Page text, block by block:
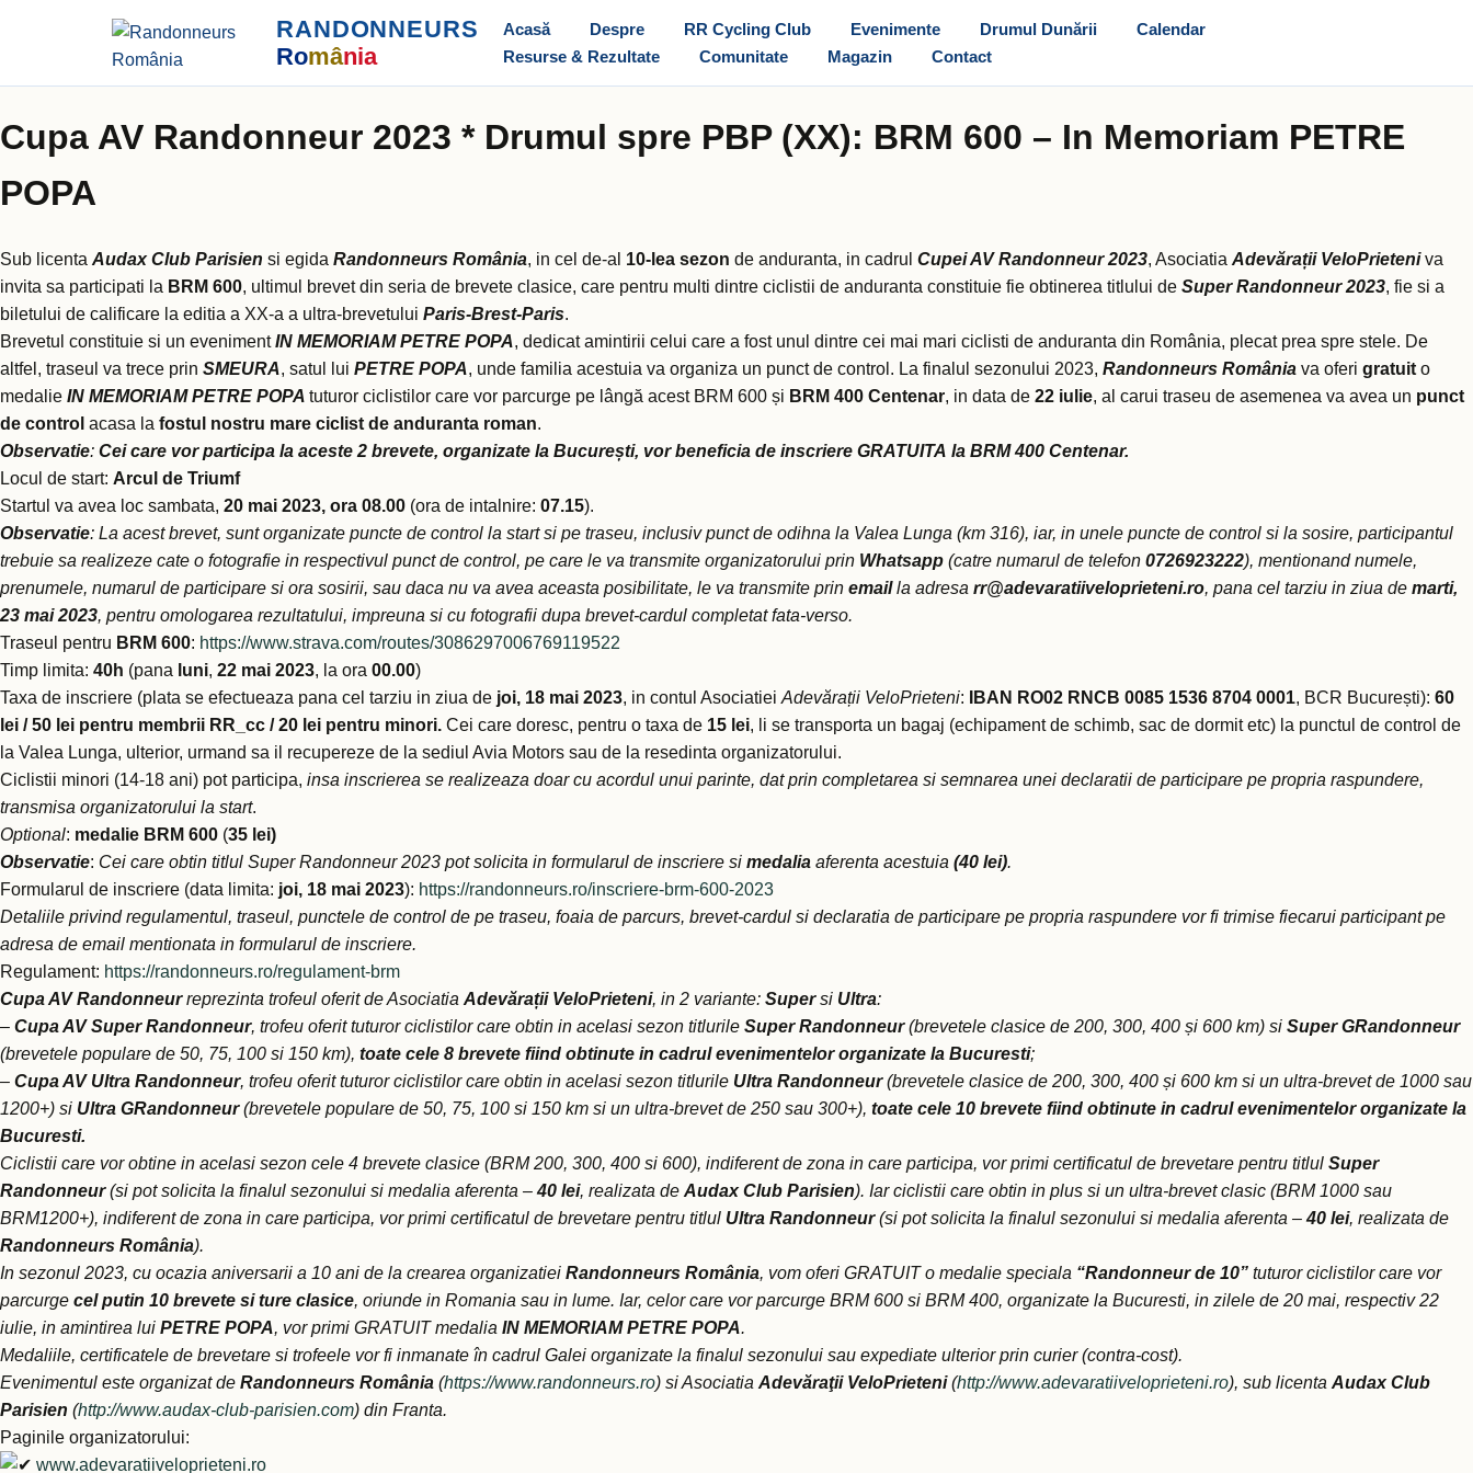
RANDONNEURS
România
Acasă Despre RR Cycling Club Evenimente Drumul Dunării
Calendar
Resurse & Rezultate
Comunitate Magazin Contact
Cupa AV Randonneur 2023 * Drumul spre PBP (XX): BRM 600 – In Memoriam PETRE
POPA
Sub licenta Audax Club Parisien si egida Randonneurs România, in cel de-al 10-lea sezon de anduranta, in cadrul Cupei AV Randonneur 2023, Asociatia Adevărații VeloPrieteniva
invita sa participati la BRM 600, ultimul brevet din seria de brevete clasice, care pentru multi dintre ciclistii de anduranta constituie fie obtinerea titlului de Super Randonneur 2023, fie si a
biletului de calificare la editia a XX-a a ultra-brevetului Paris-Brest-Paris.
Brevetul constituie si un evenimentIN MEMORIAM PETRE POPA, dedicat amintirii celui care a fost unul dintre cei mai mari ciclisti de anduranta din România, plecat prea spre stele. De
altfel, traseul va trece prin SMEURA, satul lui PETRE POPA, unde familia acestuia va organiza un punct de control. La finalul sezonului 2023, Randonneurs România va oferi gratuit o
medalie IN MEMORIAM PETRE POPA tuturor ciclistilor care vor parcurge pe lângă acest BRM 600 și BRM 400 Centenar, in data de 22 iulie, al carui traseu de asemenea va avea un punct
de control acasa la fostul nostru mare ciclist de anduranta roman.
Observatie: Cei care vor participa la aceste 2 brevete, organizate la București, vor beneficia de inscriere GRATUITA la BRM 400 Centenar.
Locul de start: Arcul de Triumf
Startul va avea loc sambata, 20 mai 2023, ora 08.00 (ora de intalnire: 07.15).
Observatie: La acest brevet, sunt organizate puncte de control la start si pe traseu, inclusiv punct de odihna la Valea Lunga (km 316), iar, in unele puncte de control si la sosire, participantul
trebuie sa realizeze cate o fotografie in respectivul punct de control, pe care le va transmite organizatorului prin Whatsapp (catre numarul de telefon 0726923222), mentionand numele,
prenumele, numarul de participare si ora sosirii, sau daca nu va avea aceasta posibilitate, le va transmite prin emailla adresa rr@adevaratiiveloprieteni.ro, pana cel tarziu in ziua de marti,
23 mai 2023, pentru omologarea rezultatului, impreuna si cu fotografii dupa brevet-cardul completat fata-verso.
Traseul pentru BRM 600: https://www.strava.com/routes/3086297006769119522
Timp limita: 40h (pana luni, 22 mai 2023, la ora 00.00)
Taxa de inscriere (plata se efectueaza pana cel tarziu in ziua de joi, 18 mai 2023, in contul Asociatiei Adevărații VeloPrieteni: IBAN RO02 RNCB 0085 1536 8704 0001, BCR București): 60
lei / 50 lei pentru membrii RR_cc / 20 lei pentru minori. Cei care doresc, pentru o taxa de 15 lei, li se transporta un bagaj (echipament de schimb, sac de dormit etc) la punctul de control de
la Valea Lunga, ulterior, urmand sa il recupereze de la sediul Avia Motors sau de la resedinta organizatorului.
Ciclistii minori (14-18 ani) pot participa, insa inscrierea se realizeaza doar cu acordul unui parinte, dat prin completarea si semnarea unei declaratii de participare pe propria raspundere,
transmisa organizatorului la start.
Optional: medalie BRM 600 (35 lei)
Observatie: Cei care obtin titlul Super Randonneur 2023 pot solicita in formularul de inscriere si medalia aferenta acestuia (40 lei).
Formularul de inscriere (data limita: joi, 18 mai 2023): https://randonneurs.ro/inscriere-brm-600-2023
Detaliile privind regulamentul, traseul, punctele de control de pe traseu, foaia de parcurs, brevet-cardul si declaratia de participare pe propria raspundere vor fi trimise fiecarui participant pe
adresa de email mentionata in formularul de inscriere.
Regulament: https://randonneurs.ro/regulament-brm
Cupa AVRandonneurreprezinta trofeul oferit de Asociatia Adevărații VeloPrieteni, in 2 variante: Supersi Ultra:
– Cupa AV Super Randonneur, trofeu oferit tuturor ciclistilor care obtin in acelasi sezon titlurile Super Randonneur(brevetele clasice de 200, 300, 400 și 600 km) si Super GRandonneur
(brevetele populare de 50, 75, 100 si 150 km), toate cele 8 brevete fiind obtinute in cadrul evenimentelor organizate la Bucuresti;
– Cupa AV Ultra Randonneur, trofeu oferit tuturor ciclistilor care obtin in acelasi sezon titlurile Ultra Randonneur(brevetele clasice de 200, 300, 400 și 600 km si un ultra-brevet de 1000 sau
1200+) si Ultra GRandonneur(brevetele populare de 50, 75, 100 si 150 km si un ultra-brevet de 250 sau 300+), toate cele 10 brevete fiind obtinute in cadrul evenimentelor organizate la
Bucuresti.
Ciclistii care vor obtine in acelasi sezon cele 4 brevete clasice (BRM 200, 300, 400 si 600), indiferent de zona in care participa, vor primi certificatul de brevetare pentru titlul Super
Randonneur(si pot solicita la finalul sezonului si medalia aferenta –40 lei, realizata de Audax Club Parisien). Iar ciclistii care obtin in plus si un ultra-brevet clasic (BRM 1000 sau
BRM1200+), indiferent de zona in care participa, vor primi certificatul de brevetare pentru titlul Ultra Randonneur(si pot solicita la finalul sezonului si medalia aferenta –40 lei, realizata de
Randonneurs România).
In sezonul 2023, cu ocazia aniversarii a 10 ani de la crearea organizatiei Randonneurs România, vom oferi GRATUIT o medalie speciala “Randonneur de 10” tuturor ciclistilor care vor
parcurge cel putin 10 brevete si ture clasice, oriunde in Romania sau in lume. Iar, celor care vor parcurge BRM 600 si BRM 400, organizate la Bucuresti, in zilele de 20 mai, respectiv 22
iulie, in amintirea lui PETRE POPA, vor primi GRATUIT medalia IN MEMORIAM PETRE POPA.
Medaliile, certificatele de brevetare si trofeele vor fi inmanate în cadrul Galei organizate la finalul sezonului sau expediate ulterior prin curier (contra-cost).
Evenimentul este organizat de Randonneurs România (https://www.randonneurs.ro) si Asociatia Adevăraţii VeloPrieteni(http://www.adevaratiiveloprieteni.ro), sub licenta Audax Club
Parisien (http://www.audax-club-parisien.com) din Franta.
Paginile organizatorului:
www.adevaratiiveloprieteni.ro